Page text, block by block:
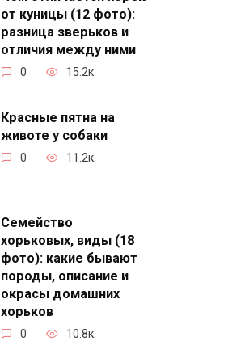
от куницы (12 фото):
разница зверьков и
отличия между ними
0 15.2к.
Красные пятна на
животе у собаки
0 11.2к.
Семейство
хорьковых, виды (18
фото): какие бывают
породы, описание и
окрасы домашних
хорьков
0 10.8к.